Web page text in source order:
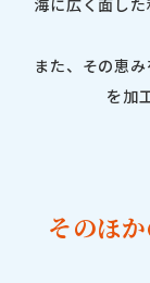
海に広く面し
また、その恵
を加
そのほ